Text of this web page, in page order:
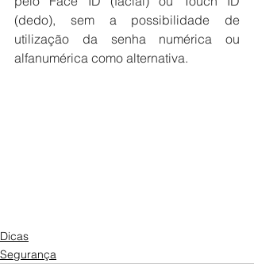
(dedo), sem a possibilidade de
utilização da senha numérica ou
alfanumérica como alternativa.
Dicas
Segurança